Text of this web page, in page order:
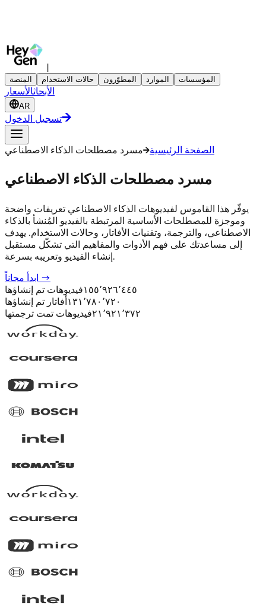
|
المنصة حالات الاستخدام المطوّرون الموارد المؤسسات
الأبحاثالأسعار
AR
تسجيل الدخول
الصفحة الرئيسية مسرد مصطلحات الذكاء الاصطناعي
مسرد مصطلحات الذكاء الاصطناعي
يوفّر هذا القاموس لفيديوهات الذكاء الاصطناعي تعريفات واضحة
وموجزة للمصطلحات الأساسية المرتبطة بالفيديو المُنشأ بالذكاء
الاصطناعي، والترجمة، وتقنيات الأفاتار، وحالات الاستخدام. يهدف
إلى مساعدتك على فهم الأدوات والمفاهيم التي تشكّل مستقبل
إنشاء الفيديو وتعريبه بسرعة.
ابدأ مجاناً →
١٥٥٬٩٢٦٬٤٤٥فيديوهات تم إنشاؤها
١٣١٬٧٨٠٬٧٢٠أفاتار تم إنشاؤها
٢١٬٩٢١٬٣٧٢فيديوهات تمت ترجمتها